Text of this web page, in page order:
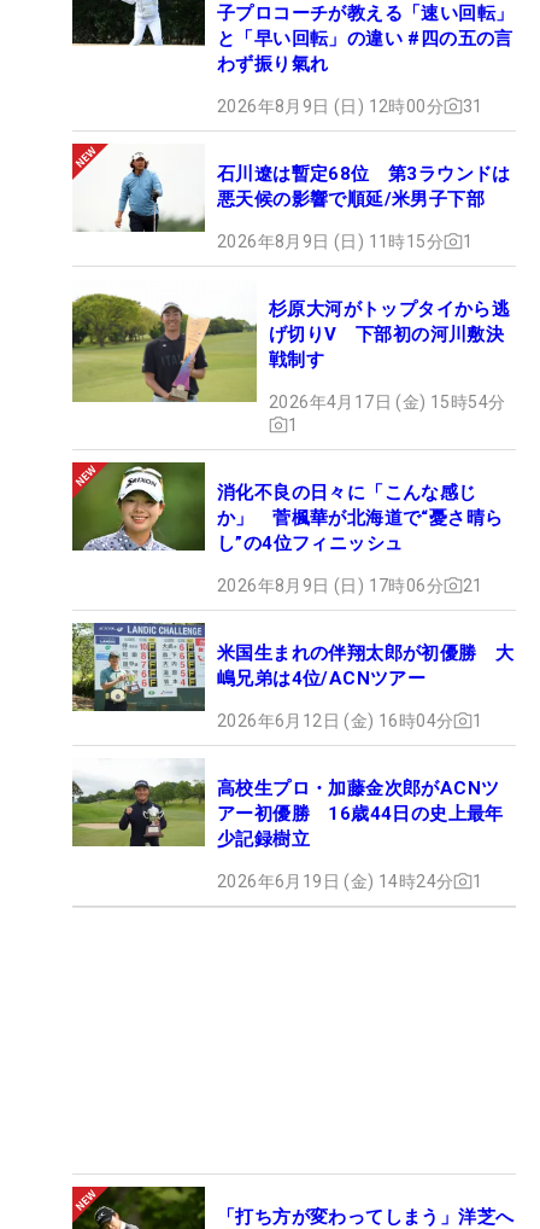
子プロコーチが教える「速い回転」
と「早い回転」の違い #四の五の言
わず振り氣れ
2026年8月9日 (日) 12時00分 31
石川遼は暫定68位 第3ラウンドは
悪天候の影響で順延/米男子下部
2026年8月9日 (日) 11時15分 1
杉原大河がトップタイから逃
げ切りV 下部初の河川敷決
戦制す
2026年4月17日 (金) 15時54分
1
消化不良の日々に「こんな感じ
か」 菅楓華が北海道で“憂さ晴ら
し”の4位フィニッシュ
2026年8月9日 (日) 17時06分 21
米国生まれの伴翔太郎が初優勝 大
嶋兄弟は4位/ACNツアー
2026年6月12日 (金) 16時04分 1
高校生プロ・加藤金次郎がACNツ
アー初優勝 16歳44日の史上最年
少記録樹立
2026年6月19日 (金) 14時24分 1
「打ち方が変わってしまう」洋芝へ